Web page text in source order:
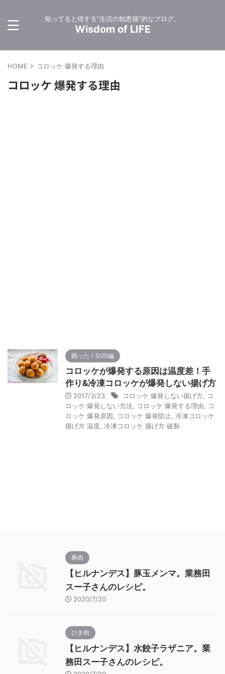
知ってると得する”生活の知恵袋”的なブログ。
Wisdom of LIFE
HOME > コロッケ 爆発する理由
コロッケ 爆発する理由
困った！SOS編
コロッケが爆発する原因は温度差！手
作り&冷凍コロッケが爆発しない揚げ方
2017/3/23 コロッケ 爆発しない揚げ方
コ
ロッケ 爆発しない方法
コロッケ 爆発する理由
コ
ロッケ 爆発原因
コロッケ 爆発防止 冷凍コロッケ
揚げ方 温度 冷凍コロッケ 揚げ方 破裂
豚肉
【ヒルナンデス】豚玉メンマ。業務田
スー子さんのレシピ。
2020/7/20
ひき肉
【ヒルナンデス】水餃子ラザニア。業
務田スー子さんのレシピ。